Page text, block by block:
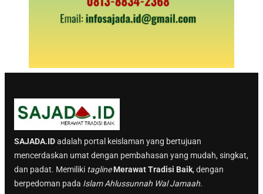
SAJADA.IDadalah portal keislaman yang bertujuan
mencerdaskan umat dengan pembahasan yang mudah, singkat,
dan padat. Memiliki tagline Merawat Tradisi Baik, dengan
berpedoman pada Islam Ahlussunnah Wal Jamaah.